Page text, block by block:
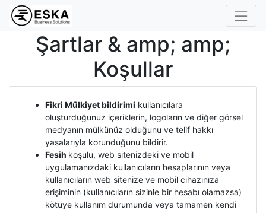
Şartlar & amp; amp;
Koşullar
Fikri Mülkiyet bildirimi kullanıcılara
oluşturduğunuz içeriklerin, logoların ve diğer görsel
medyanın mülkünüz olduğunu ve telif hakkı
yasalarıyla korunduğunu bildirir.
Fesih koşulu, web sitenizdeki ve mobil
uygulamanızdaki kullanıcıların hesaplarının veya
kullanıcıların web sitenize ve mobil cihazınıza
erişiminin (kullanıcıların sizinle bir hesabı olamazsa)
kötüye kullanım durumunda veya tamamen kendi